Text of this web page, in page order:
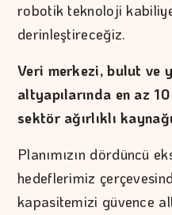
robotik teknoloji
derinleştireceğiz.
Veri merkezi, bulut ve
altyapılarında en az
sektör ağırlıklı
Planımızın dördüncü
hedeflerimiz
kapasitemizi güvence